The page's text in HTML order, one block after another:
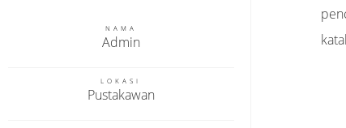
NAMA
Admin
LOKASI
Pustakawan